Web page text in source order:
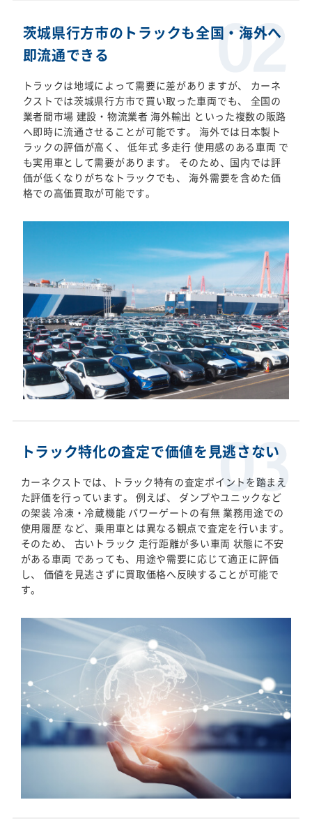
茨城県行方市のトラックも全国・海外へ
即流通できる
トラックは地域によって需要に差がありますが、 カーネ
クストでは茨城県行方市で買い取った車両でも、 全国の
業者間市場 建設・物流業者 海外輸出 といった複数の販路
へ即時に流通させることが可能です。 海外では日本製ト
ラックの評価が高く、 低年式 多走行 使用感のある車両 で
も実用車として需要があります。 そのため、国内では評
価が低くなりがちなトラックでも、 海外需要を含めた価
格での高価買取が可能です。
トラック特化の査定で価値を見逃さない
カーネクストでは、トラック特有の査定ポイントを踏まえ
た評価を行っています。 例えば、 ダンプやユニックなど
の架装 冷凍・冷蔵機能 パワーゲートの有無 業務用途での
使用履歴 など、乗用車とは異なる観点で査定を行います。
そのため、 古いトラック 走行距離が多い車両 状態に不安
がある車両 であっても、用途や需要に応じて適正に評価
し、 価値を見逃さずに買取価格へ反映することが可能で
す。